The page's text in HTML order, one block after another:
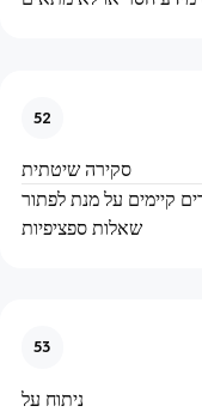
52
סקירה שיטתית
קיימים על מנת לפתור
שאלות ספציפיות
53
ניתוח על